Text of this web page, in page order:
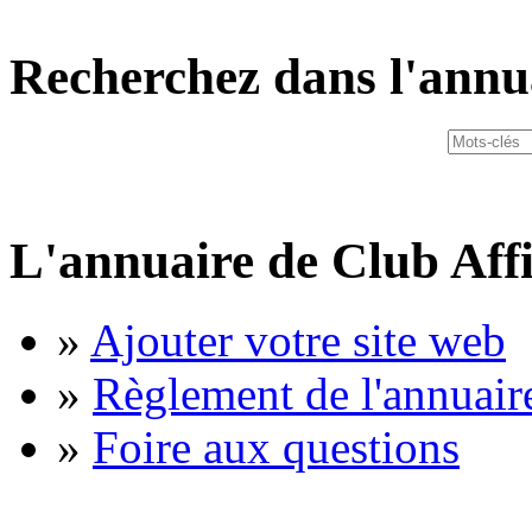
Recherchez dans
L'annuaire de Club
» Ajouter votre site web
» Règlement de
» Foire aux questions